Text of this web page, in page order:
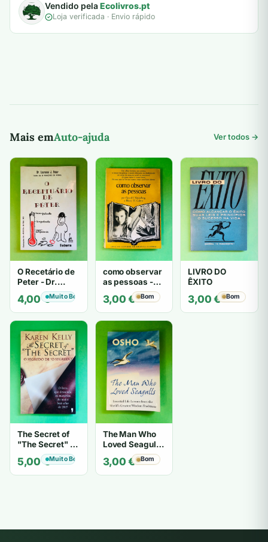
Vendido pelaEcolivros.pt
Loja verificada · Envio rápido
Mais emAuto-ajuda Ver todos →
O Recetário de
Peter - Dr.
Laurence J.
Peter
4,00€Muito Bom
como observar
as pessoas -
Gerard I.
Nierenberg e
Henry H. Calero
3,00€ Bom
LIVRO DO
ÊXITO
3,00€ Bom
The Secret of
"The Secret" O
Segredo de "O
Segredo" -
Karen Kelly
5,00€Muito Bom
The Man Who
Loved Seagulls
3,00€ Bom